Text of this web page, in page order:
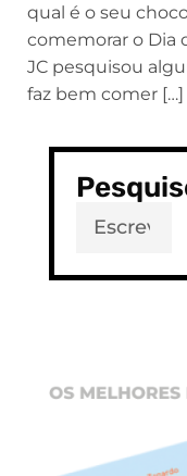
qual é o seu
comemorar o Dia
JC pesquisou
faz bem comer […]